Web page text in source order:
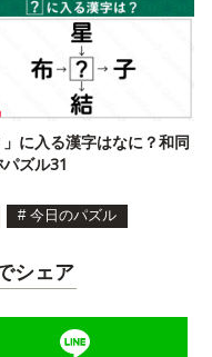
」に入る漢字はなに？和同
ズル31
# 今日のパズル
シェア